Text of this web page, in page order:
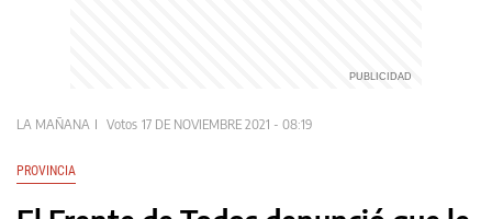
LA MAÑANA Votos 17 DE NOVIEMBRE 2021 - 08:19
PROVINCIA